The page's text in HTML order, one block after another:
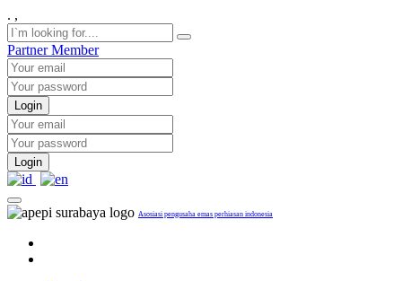
. ,
PartnerMember
Login
Login
Asosiasi pengusaha emas perhiasan indonesia